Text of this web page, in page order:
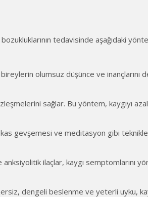
tedavisinde aşağıdaki
olumsuz düşünce ve inançlarını
sağlar. Bu yöntem, kaygıyı
gevşemesi ve meditasyon gibi
ilaçlar, kaygı semptomlarını
dengeli beslenme ve yeterli uyku,